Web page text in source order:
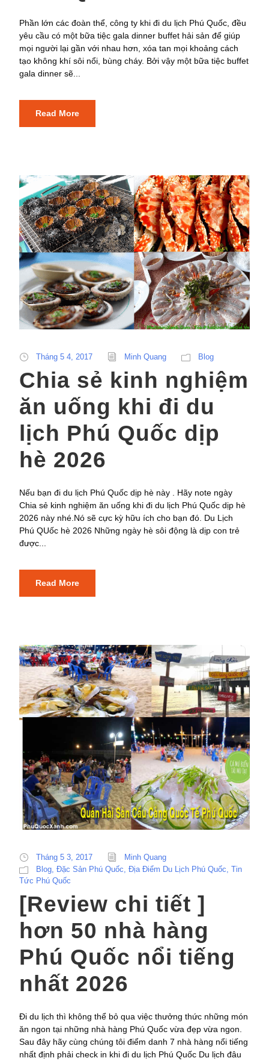
Phần lớn các đoàn thể, công ty khi đi du lịch Phú Quốc, đều
yêu cầu có một bữa tiệc gala dinner buffet hải sản để giúp
mọi người lại gần với nhau hơn, xóa tan mọi khoảng cách
tạo không khí sôi nổi, bùng cháy. Bởi vậy một bữa tiệc buffet
gala dinner sẽ...
Read More
Tháng 5 4, 2017 Minh Quang Blog
Chia sẻ kinh nghiệm
ăn uống khi đi du
lịch Phú Quốc dịp
hè 2026
Nếu bạn đi du lịch Phú Quốc dịp hè này . Hãy note ngày
Chia sẻ kinh nghiệm ăn uống khi đi du lịch Phú Quốc dịp hè
2026 này nhé.Nó sẽ cực kỳ hữu ích cho bạn đó. Du Lịch
Phú QUốc hè 2026 Những ngày hè sôi động là dịp con trẻ
được...
Read More
Tháng 5 3, 2017
Minh Quang
Blog Đặc Sản Phú Quốc Địa Điểm Du Lịch Phú Quốc Tin
Tức Phú Quốc
[Review chi tiết ]
hơn 50 nhà hàng
Phú Quốc nổi tiếng
nhất 2026
Đi du lịch thì không thể bỏ qua việc thưởng thức những món
ăn ngon tại những nhà hàng Phú Quốc vừa đẹp vừa ngon.
Sau đây hãy cùng chúng tôi điểm danh 7 nhà hàng nổi tiếng
nhất định phải check in khi đi du lịch Phú Quốc Du lịch đâu